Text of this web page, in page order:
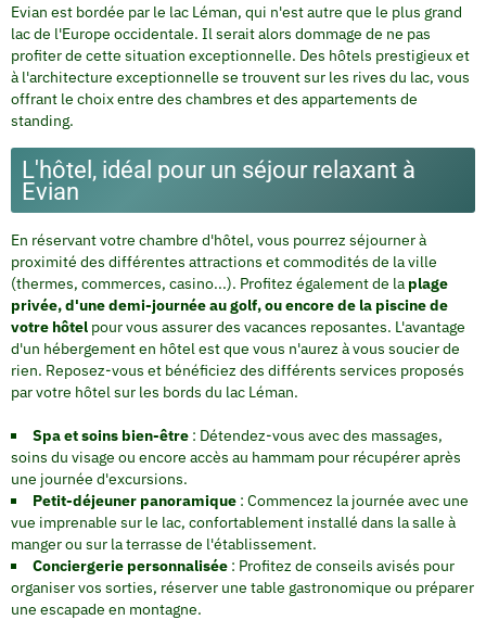
Evian est bordée par le lac Léman, qui n'est autre que le plus grand
lac de l'Europe occidentale. Il serait alors dommage de ne pas
profiter de cette situation exceptionnelle. Des hôtels prestigieux et
à l'architecture exceptionnelle se trouvent sur les rives du lac, vous
offrant le choix entre des chambres et des appartements de
standing.
L'hôtel, idéal pour un séjour relaxant à
Evian
En réservant votre chambre d'hôtel, vous pourrez séjourner à
proximité des différentes attractions et commodités de la ville
(thermes, commerces, casino...). Profitez également de la plage
privée, d'une demi-journée au golf, ou encore de la piscine de
votre hôtel pour vous assurer des vacances reposantes. L'avantage
d'un hébergement en hôtel est que vous n'aurez à vous soucier de
rien. Reposez-vous et bénéficiez des différents services proposés
par votre hôtel sur les bords du lac Léman.
Spa et soins bien-être : Détendez-vous avec des massages,
soins du visage ou encore accès au hammam pour récupérer après
une journée d'excursions.
Petit-déjeuner panoramique : Commencez la journée avec une
vue imprenable sur le lac, confortablement installé dans la salle à
manger ou sur la terrasse de l'établissement.
Conciergerie personnalisée : Profitez de conseils avisés pour
organiser vos sorties, réserver une table gastronomique ou préparer
une escapade en montagne.